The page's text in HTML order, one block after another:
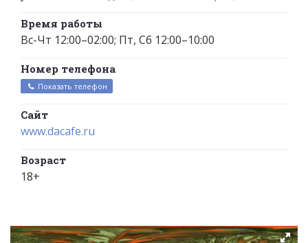
Время работы
Вс-Чт 12:00–02:00; Пт, Сб 12:00–10:00
Номер телефона
Показать телефон
Сайт
www.dacafe.ru
Возраст
18+